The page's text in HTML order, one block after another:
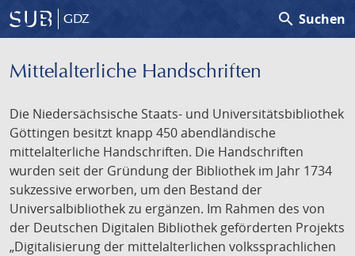
GDZ search Suchen
Mittelalterliche Handschriften
Die Niedersächsische Staats- und Universitätsbibliothek
Göttingen besitzt knapp 450 abendländische
mittelalterliche Handschriften. Die Handschriften
wurden seit der Gründung der Bibliothek im Jahr 1734
sukzessive erworben, um den Bestand der
Universalbibliothek zu ergänzen. Im Rahmen des von
der Deutschen Digitalen Bibliothek geförderten Projekts
„Digitalisierung der mittelalterlichen volkssprachlichen